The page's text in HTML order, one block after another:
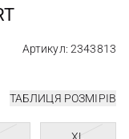
Артикул: 2343813
ТАБЛИЦЯ РОЗМІРІВ